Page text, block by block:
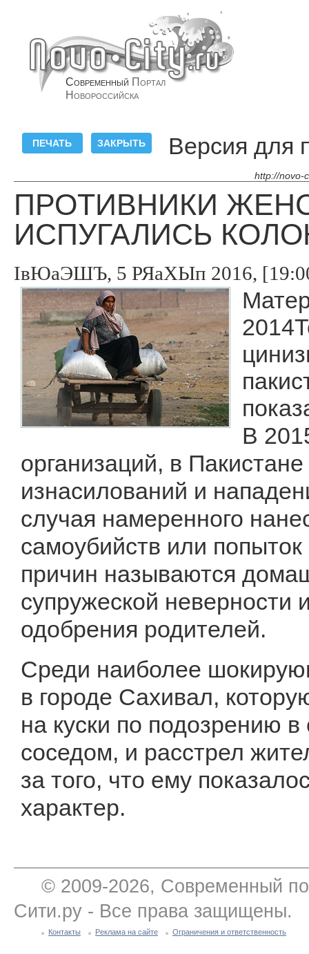
Современный Портал
Новороссийска
Версия для
http://novo-
ПРОТИВНИКИ
ИСПУГАЛИСЬ
ІвЮаЭШЪ, 5 РЯаХЫп 2016,
В
организаций, в
изнасилований и
случая намеренного
самоубийств или
причин называются
супружеской неверности
одобрения родителей.
Среди наиболее
в городе Сахивал,
на куски по подозрению
соседом, и расстрел
за того, что ему
характер.
© 2009-2026, Современный
Сити.ру - Все права защищены.
Контакты Реклама на сайте Ограничения и ответственность